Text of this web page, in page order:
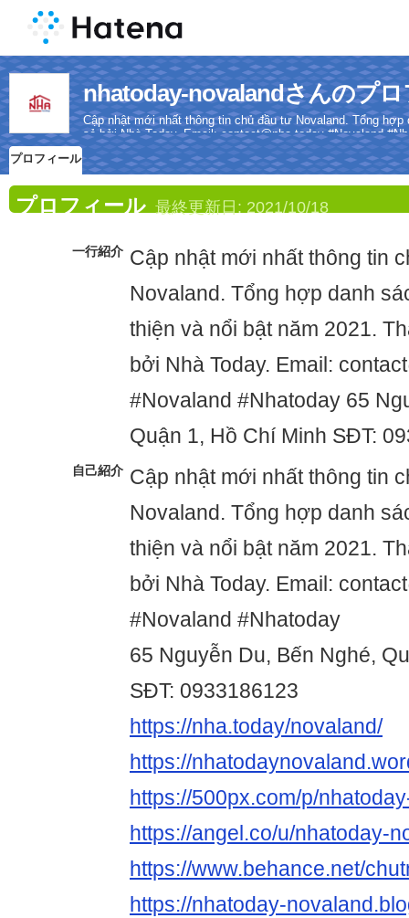
nhatoday-novalandさんのプロ
Cập nhật mới nhất thông tin chủ đầu tư Novaland. Tổng
sẻ bởi Nhà Today. Email: contact@nha.today #Novaland
0933186123
プロフィール
プロフィール 最終更新日: 2021/10/18
一行紹介 Cập nhật mới nhất thông tin
Novaland. Tổng hợp danh
thiện và nổi bật năm 2021.
bởi Nhà Today. Email:
#Novaland #Nhatoday 65
Quận 1, Hồ Chí Minh SĐT:
自己紹介 Cập nhật mới nhất thông tin
Novaland. Tổng hợp danh
thiện và nổi bật năm 2021.
bởi Nhà Today. Email:
#Novaland #Nhatoday
65 Nguyễn Du, Bến Nghé,
SĐT: 0933186123
https://nha.today/novaland/
https://
https://500px.com/p/
https://angel.co/u/nhatoday-
https://www.behance.net/
https://nhatoday-